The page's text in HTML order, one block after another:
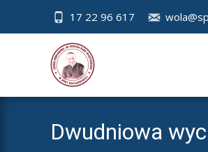
17 22 96 617
Dwudniowa